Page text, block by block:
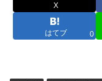
X
はてブ 0